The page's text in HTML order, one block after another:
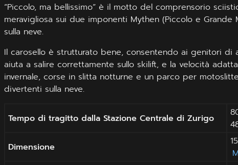
“Piccolo, ma bellissimo” è il motto del comprensorio
meravigliosa sui due imponenti Mythen (Piccolo e
sulla neve.
Il carosello è strutturato bene, consentendo ai genitori
aiuta a salire correttamente sullo skilift, e la velocità
invernale, corse in slitta notturne e un parco per
divertenti sulla neve.
Tempo di tragitto dalla Stazione Centrale di Zurigo
Dimensione